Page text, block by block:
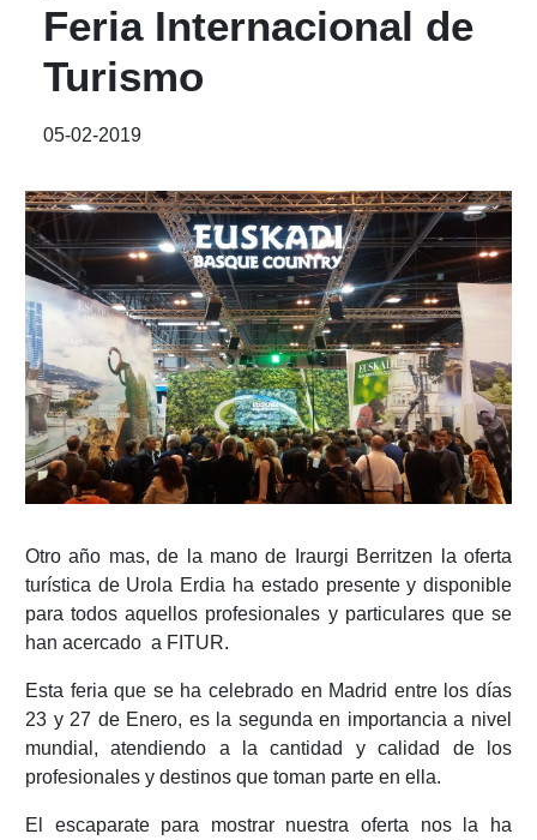
Feria Internacional de
Turismo
05-02-2019
Otro año mas, de la mano de Iraurgi Berritzen la oferta
turística de Urola Erdia ha estado presente y disponible
para todos aquellos profesionales y particulares que se
han acercado a FITUR.
Esta feria que se ha celebrado en Madrid entre los días
23 y 27 de Enero, es la segunda en importancia a nivel
mundial, atendiendo a la cantidad y calidad de los
profesionales y destinos que toman parte en ella.
El escaparate para mostrar nuestra oferta nos la ha